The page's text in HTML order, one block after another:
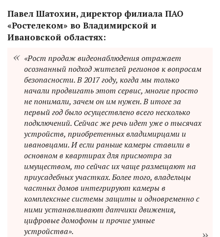
Павел Шатохин, директор филиала ПАО
«Ростелеком» во Владимирской и
Ивановской областях:
«Рост продаж видеонаблюдения отражает
осознанный подход жителей регионов к вопросам
безопасности. В 2017 году, когда мы только
начали продвигать этот сервис, многие просто
не понимали, зачем он им нужен. В итоге за
первый год было осуществлено всего несколько
подключений. Сейчас же речь идет уже о тысячах
устройств, приобретенных владимирцами и
ивановцами. И если раньше камеры ставили в
основном в квартирах для присмотра за
имуществом, то сейчас их чаще размещают на
приусадебных участках. Более того, владельцы
частных домов интегрируют камеры в
комплексные системы защиты и одновременно с
ними устанавливают датчики движения,
цифровые домофоны и прочие умные
устройства».